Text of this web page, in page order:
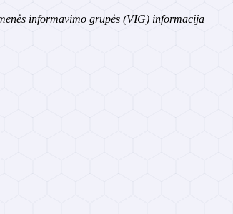
informavimo grupės (VIG) informacija